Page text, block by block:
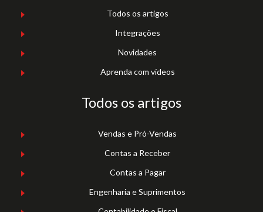
Todos os artigos
Integrações
Novidades
Aprenda com vídeos
Todos os artigos
Vendas e Pró-Vendas
Contas a Receber
Contas a Pagar
Engenharia e Suprimentos